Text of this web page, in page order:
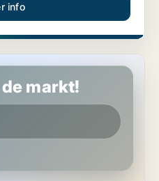
info
Niederösterreich
markt!